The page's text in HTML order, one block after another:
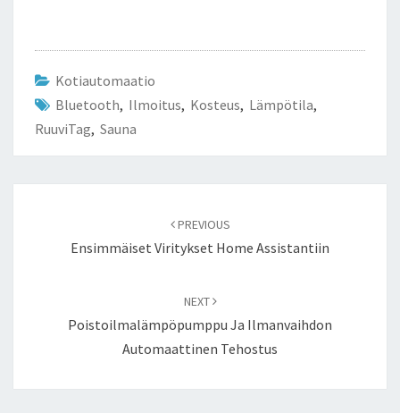
Kotiautomaatio
Bluetooth, Ilmoitus, Kosteus, Lämpötila,
RuuviTag, Sauna
PREVIOUS
Ensimmäiset Viritykset Home Assistantiin
NEXT
Poistoilmalämpöpumppu Ja Ilmanvaihdon
Automaattinen Tehostus